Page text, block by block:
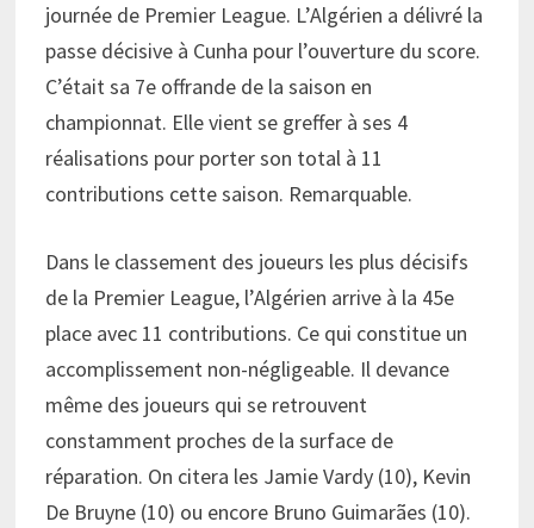
journée de Premier League. L’Algérien a délivré la
passe décisive à Cunha pour l’ouverture du score.
C’était sa 7e offrande de la saison en
championnat. Elle vient se greffer à ses 4
réalisations pour porter son total à 11
contributions cette saison. Remarquable.
Dans le classement des joueurs les plus décisifs
de la Premier League, l’Algérien arrive à la 45e
place avec 11 contributions. Ce qui constitue un
accomplissement non-négligeable. Il devance
même des joueurs qui se retrouvent
constamment proches de la surface de
réparation. On citera les Jamie Vardy (10), Kevin
De Bruyne (10) ou encore Bruno Guimarães (10).